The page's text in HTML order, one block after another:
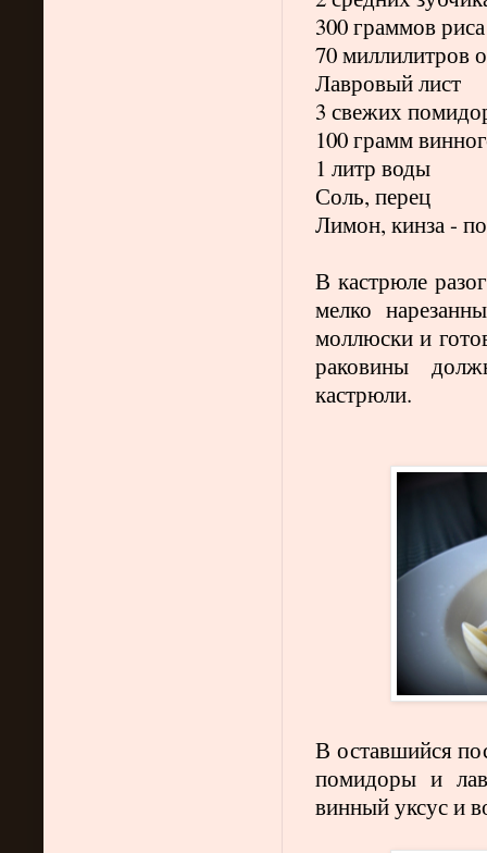
300 граммов риса
70 миллилитров
Лавровый лист
3 свежих
100 грамм
1 литр воды
Соль, перец
Лимон, кинза -
В кастрюле
мелко
моллюски и
раковины
кастрюли.
В оставшийся
помидоры и
винный уксус и